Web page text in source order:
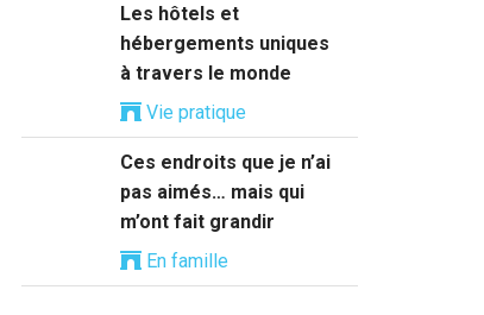
Les hôtels et
hébergements uniques
à travers le monde
Vie pratique
Ces endroits que je n’ai
pas aimés… mais qui
m’ont fait grandir
En famille